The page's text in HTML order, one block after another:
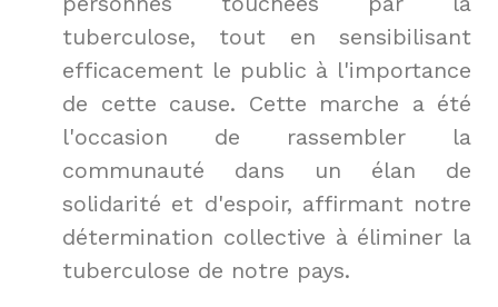
tuberculose, tout en sensibilisant
efficacement le public à l'importance
de cette cause. Cette marche a été
l'occasion de rassembler la
communauté dans un élan de
solidarité et d'espoir, affirmant notre
détermination collective à éliminer la